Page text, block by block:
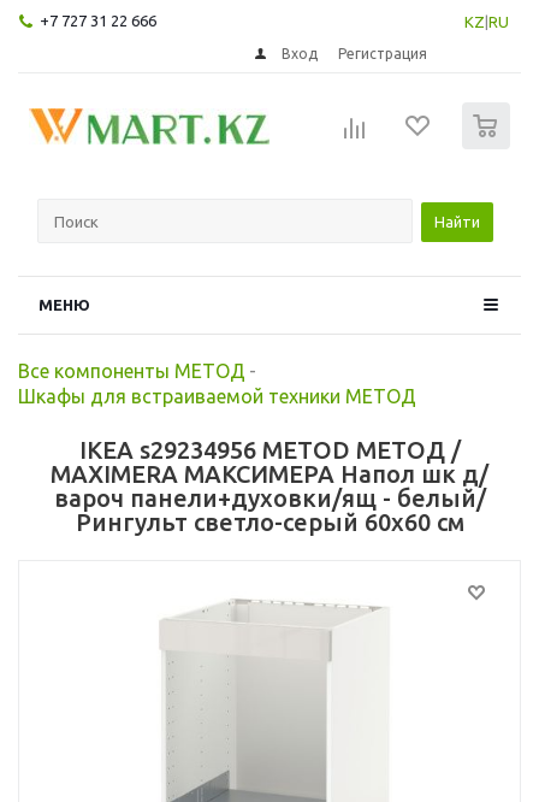
+7 727 31 22 666 KZ RU
Вход Регистрация
Найти
МЕНЮ
Все компоненты МЕТОД -
Шкафы для встраиваемой техники МЕТОД
IKEA s29234956 METOD МЕТОД /
MAXIMERA МАКСИМЕРА Напол шк д/
вароч панели+духовки/ящ - белый/
Рингульт светло-серый 60x60 см